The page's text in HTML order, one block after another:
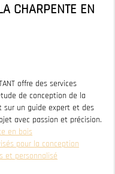
CHARPENTE EN
offre des services
de conception de la
sur un guide expert et des
avec passion et précision.
en bois
pour la conception
et personnalisé